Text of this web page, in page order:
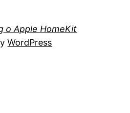
o Apple HomeKit
WordPress